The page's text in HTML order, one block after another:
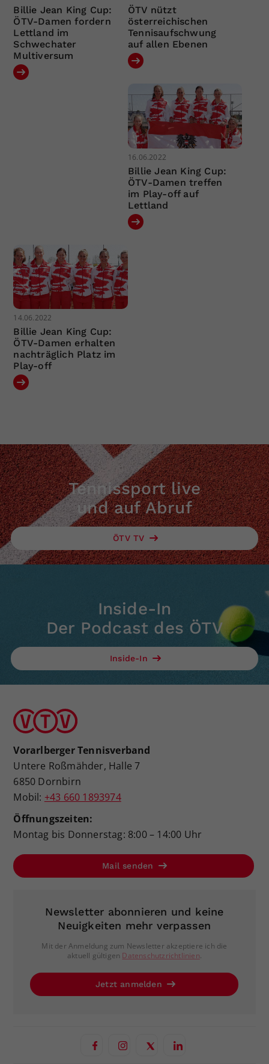
Billie Jean King Cup:
ÖTV-Damen fordern
Lettland im
Schwechater
Multiversum
ÖTV nützt
österreichischen
Tennisaufschwung
auf allen Ebenen
16.06.2022
Billie Jean King Cup:
ÖTV-Damen treffen
im Play-off auf
Lettland
14.06.2022
Billie Jean King Cup:
ÖTV-Damen erhalten
nachträglich Platz im
Play-off
Tennissport live
und auf Abruf
ÖTV TV
Inside-In
Der Podcast des ÖTV
Inside-In
Vorarlberger Tennisverband
Untere Roßmähder, Halle 7
6850 Dornbirn
Mobil: +43 660 1893974
Öffnungszeiten:
Montag bis Donnerstag: 8:00 – 14:00 Uhr
Mail senden
Newsletter abonnieren und keine
Neuigkeiten mehr verpassen
Mit der Anmeldung zum Newsletter akzeptiere ich die
aktuell gültigen Datenschutzrichtlinien.
Jetzt anmelden